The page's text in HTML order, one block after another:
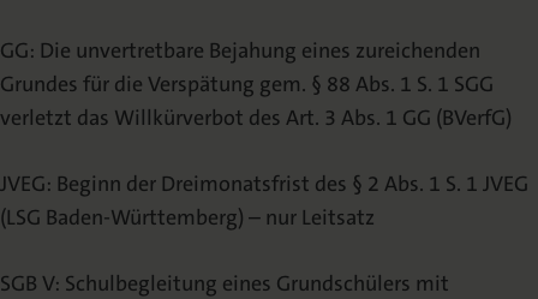
GG: Die unvertretbare Bejahung eines zureichenden
Grundes für die Verspätung gem. § 88 Abs. 1 S. 1 SGG
verletzt das Willkürverbot des Art. 3 Abs. 1 GG (BVerfG)
JVEG: Beginn der Dreimonatsfrist des § 2 Abs. 1 S. 1 JVEG
(LSG Baden-Württemberg) – nur Leitsatz
SGB V: Schulbegleitung eines Grundschülers mit